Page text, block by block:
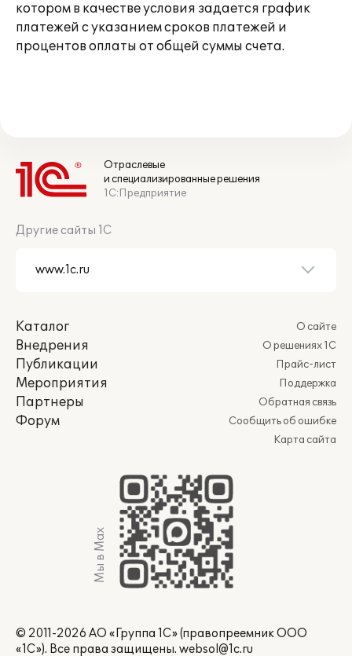
котором в качестве условия задается график
платежей с указанием сроков платежей и
процентов оплаты от общей суммы счета.
Отраслевые
и специализированные решения
1С:Предприятие
Другие сайты 1С
Каталог
Внедрения
Публикации
Мероприятия
Партнеры
Форум
О сайте
О решениях 1С
Прайс-лист
Поддержка
Обратная связь
Сообщить об ошибке
Карта сайта
Мы в Max
© 2011-2026 АО «Группа 1С» (правопреемник ООО
«1С»). Все права защищены. websol@1c.ru